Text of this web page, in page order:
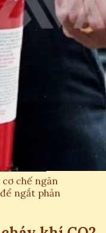
chế ngăn
ngắt phản